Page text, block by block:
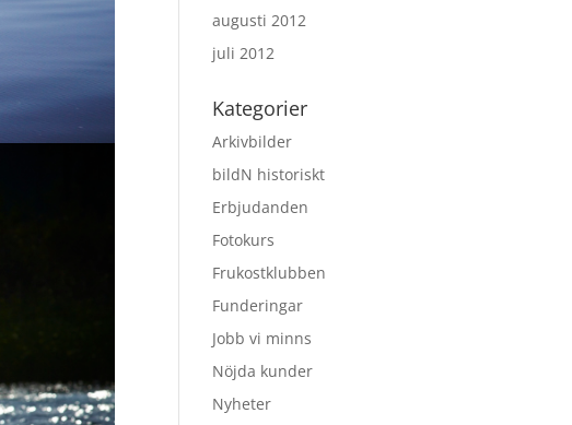
augusti 2012
juli 2012
Kategorier
Arkivbilder
bildN historiskt
Erbjudanden
Fotokurs
Frukostklubben
Funderingar
Jobb vi minns
Nöjda kunder
Nyheter